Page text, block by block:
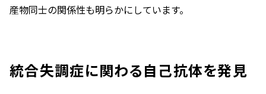
産物同士の関係性も明らかにしています。
統合失調症に関わる自己抗体を発見